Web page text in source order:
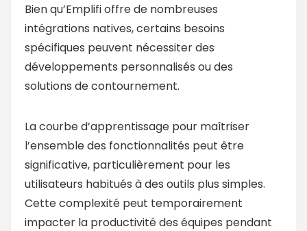
Bien qu’Emplifi offre de nombreuses
intégrations natives, certains besoins
spécifiques peuvent nécessiter des
développements personnalisés ou des
solutions de contournement.
La courbe d’apprentissage pour maîtriser
l’ensemble des fonctionnalités peut être
significative, particulièrement pour les
utilisateurs habitués à des outils plus simples.
Cette complexité peut temporairement
impacter la productivité des équipes pendant